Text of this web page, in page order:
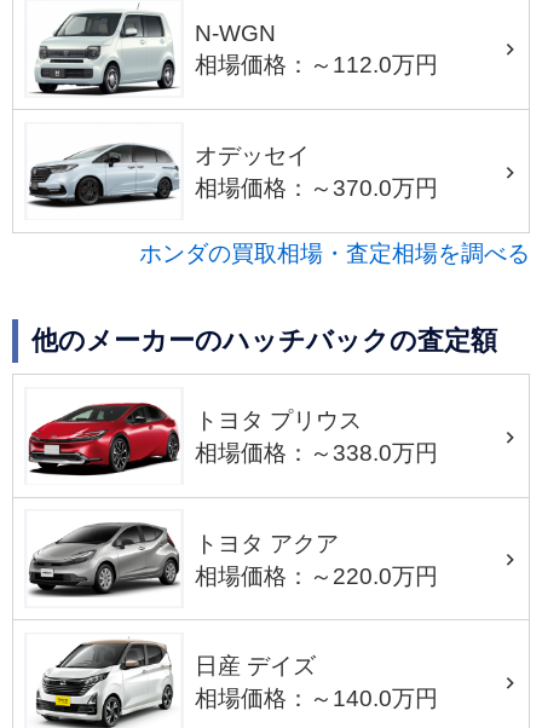
N-WGN
相場価格：～112.0万円
オデッセイ
相場価格：～370.0万円
ホンダの買取相場・査定相場を調べる
他のメーカーのハッチバックの査定額
トヨタ プリウス
相場価格：～338.0万円
トヨタ アクア
相場価格：～220.0万円
日産 デイズ
相場価格：～140.0万円